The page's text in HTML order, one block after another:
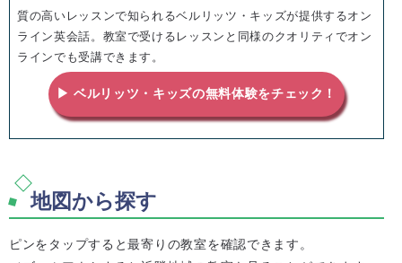
質の高いレッスンで知られるベルリッツ・キッズが提供するオン
ライン英会話。教室で受けるレッスンと同様のクオリティでオン
ラインでも受講できます。
▶ ベルリッツ・キッズの無料体験をチェック！
地図から探す
ピンをタップすると最寄りの教室を確認できます。